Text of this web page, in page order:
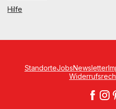
Hilfe
StandorteJobsNewsletter